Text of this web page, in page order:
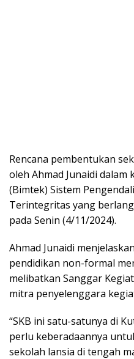
Rencana pembentukan
oleh Ahmad Junaidi
(Bimtek) Sistem
Terintegritas yang
pada Senin (4/11/2024).
Ahmad Junaidi
pendidikan non-formal
melibatkan Sanggar
mitra penyelenggara
“SKB ini satu-satunya di
perlu keberadaannya
sekolah lansia di tengah